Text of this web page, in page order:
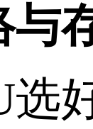
与
选